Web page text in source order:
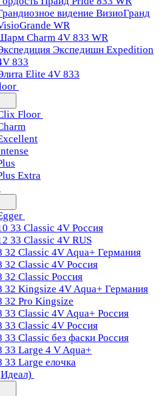
видение ВизиоГранд
WR
Charm 4V 833 WR
Экспедишн Expedition
833
Elite 4V 833
Floor
Extra
33 Classic 4V Россия
33 Classic 4V RUS
32 Classic 4V Aqua+ Германия
32 Classic 4V Россия
32 Classic Россия
32 Kingsize 4V Aqua+ Германия
32 Pro Kingsize
33 Classic 4V Aqua+ Россия
33 Classic 4V Россия
33 Classic без фаски Россия
33 Large 4 V Aqua+
33 Large елочка